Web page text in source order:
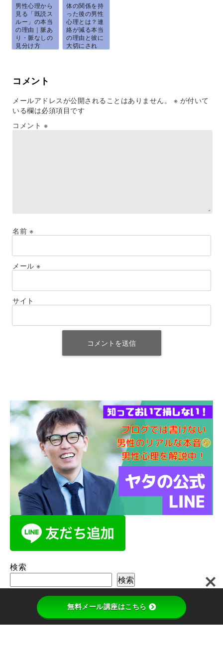
男性心理から
見る「既読ス
ルー」の本当
の理由｜脈あ
り・脈なしの
見分け方
体の関係を持
った後の男性
心理とは？連
絡が減る本当
の理由と彼に
大切にされ
コメント
メールアドレスが公開されることはありません。 ※ が付いて
いる欄は必須項目です
コメント ※
名前 ※
メール ※
サイト
検索
検索
無料メール講座はこちら